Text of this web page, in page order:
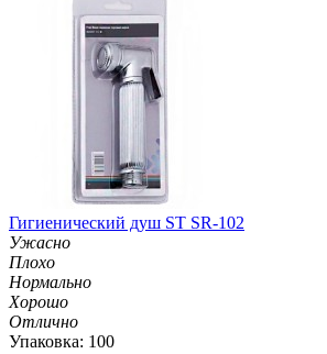
Гигиенический душ ST SR-102
Ужасно
Плохо
Нормально
Хорошо
Отлично
Упаковка: 100